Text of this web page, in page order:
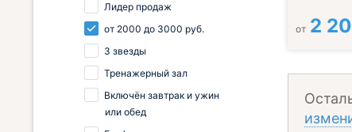
от 2
Лидер продаж
от 2000 до 3000 руб.
3 звезды
Тренажерный зал
Включён завтрак и ужин
или обед